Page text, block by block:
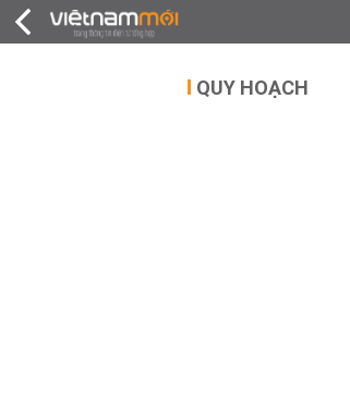
QUY HOẠCH